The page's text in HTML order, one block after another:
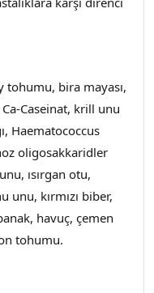
tohumu, bira mayası,
Caseinat, krill unu
Haematococcus
oligosakkaridler
ısırgan otu,
kırmızı biber,
havuç, çemen
tohumu.